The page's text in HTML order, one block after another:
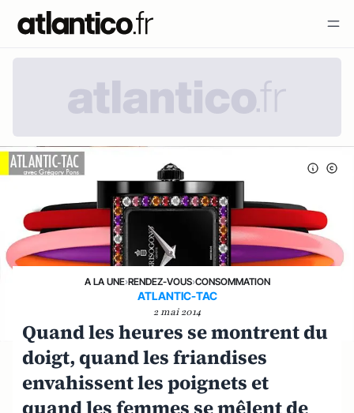
A LA UNE›RENDEZ-VOUS›CONSOMMATION
ATLANTIC-TAC
2 mai 2014
Quand les heures se montrent du
doigt, quand les friandises
envahissent les poignets et
quand les femmes se mêlent de